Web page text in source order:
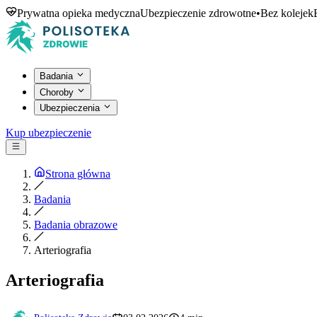
Prywatna opieka medycznaUbezpieczenie zdrowotne•Bez kolejek
Badania
Choroby
Ubezpieczenia
Kup ubezpieczenie
Strona główna
Badania
Badania obrazowe
Arteriografia
Arteriografia